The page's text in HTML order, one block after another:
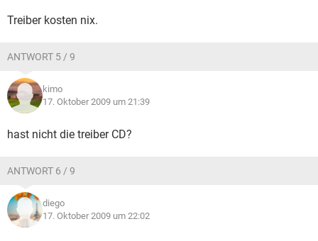
Treiber kosten nix.
ANTWORT 5 / 9
kimo
17. Oktober 2009 um 21:39
hast nicht die treiber CD?
ANTWORT 6 / 9
diego
17. Oktober 2009 um 22:02